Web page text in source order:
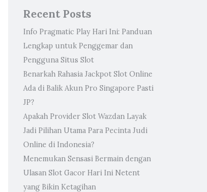
Recent Posts
Info Pragmatic Play Hari Ini: Panduan
Lengkap untuk Penggemar dan
Pengguna Situs Slot
Benarkah Rahasia Jackpot Slot Online
Ada di Balik Akun Pro Singapore Pasti
JP?
Apakah Provider Slot Wazdan Layak
Jadi Pilihan Utama Para Pecinta Judi
Online di Indonesia?
Menemukan Sensasi Bermain dengan
Ulasan Slot Gacor Hari Ini Netent
yang Bikin Ketagihan